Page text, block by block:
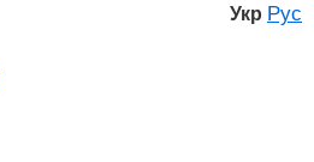
Укр Рус